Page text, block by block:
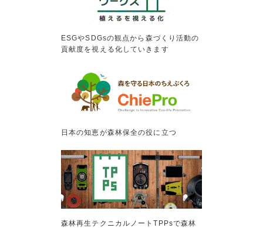
ESGやSDGsの観点から森づくり活動の
貢献度を視える化していきます
日本の知恵が森林保全の役に立つ
森林再生テクニカルノートTPPsで森林